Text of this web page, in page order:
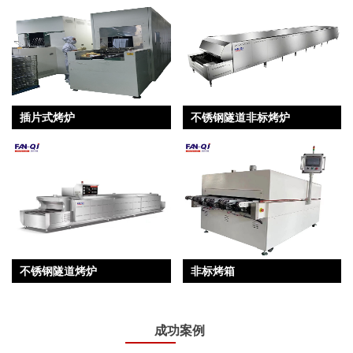
插片式烤炉 不锈钢隧道非标烤炉
不锈钢隧道烤炉 非标烤箱
成功案例